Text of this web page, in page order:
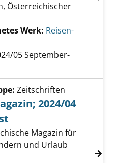
Österreichischer
Werk: Reisen-
05 September-
von Reisen-Magazin; 2024/
Zeitschriften
2024/04
Magazin für
und Urlaub
Verfasser